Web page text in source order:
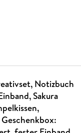
Notizbuch
Sakura